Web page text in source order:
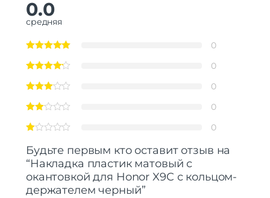
0.0
средняя
0
0
0
0
0
Будьте первым кто оставит отзыв на
“Накладка пластик матовый с
окантовкой для Honor X9C с кольцом-
держателем черный”